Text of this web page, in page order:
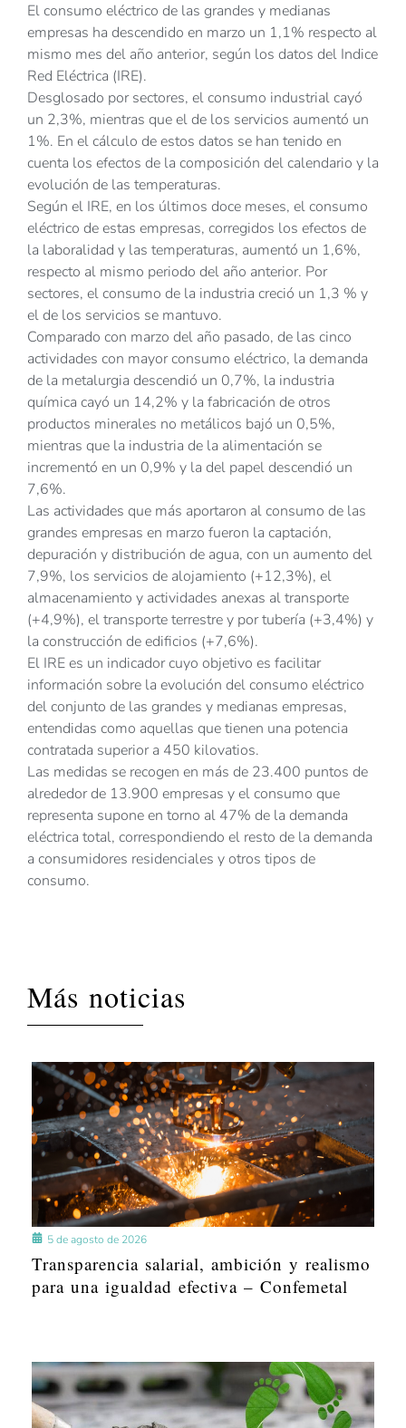
El consumo eléctrico de las grandes y medianas
empresas ha descendido en marzo un 1,1% respecto al
mismo mes del año anterior, según los datos del Indice
Red Eléctrica (IRE).
Desglosado por sectores, el consumo industrial cayó
un 2,3%, mientras que el de los servicios aumentó un
1%. En el cálculo de estos datos se han tenido en
cuenta los efectos de la composición del calendario y la
evolución de las temperaturas.
Según el IRE, en los últimos doce meses, el consumo
eléctrico de estas empresas, corregidos los efectos de
la laboralidad y las temperaturas, aumentó un 1,6%,
respecto al mismo periodo del año anterior. Por
sectores, el consumo de la industria creció un 1,3 % y
el de los servicios se mantuvo.
Comparado con marzo del año pasado, de las cinco
actividades con mayor consumo eléctrico, la demanda
de la metalurgia descendió un 0,7%, la industria
química cayó un 14,2% y la fabricación de otros
productos minerales no metálicos bajó un 0,5%,
mientras que la industria de la alimentación se
incrementó en un 0,9% y la del papel descendió un
7,6%.
Las actividades que más aportaron al consumo de las
grandes empresas en marzo fueron la captación,
depuración y distribución de agua, con un aumento del
7,9%, los servicios de alojamiento (+12,3%), el
almacenamiento y actividades anexas al transporte
(+4,9%), el transporte terrestre y por tubería (+3,4%) y
la construcción de edificios (+7,6%).
El IRE es un indicador cuyo objetivo es facilitar
información sobre la evolución del consumo eléctrico
del conjunto de las grandes y medianas empresas,
entendidas como aquellas que tienen una potencia
contratada superior a 450 kilovatios.
Las medidas se recogen en más de 23.400 puntos de
alrededor de 13.900 empresas y el consumo que
representa supone en torno al 47% de la demanda
eléctrica total, correspondiendo el resto de la demanda
a consumidores residenciales y otros tipos de
consumo.
Más noticias
5 de agosto de 2026
Transparencia salarial, ambición y realismo
para una igualdad efectiva – Confemetal